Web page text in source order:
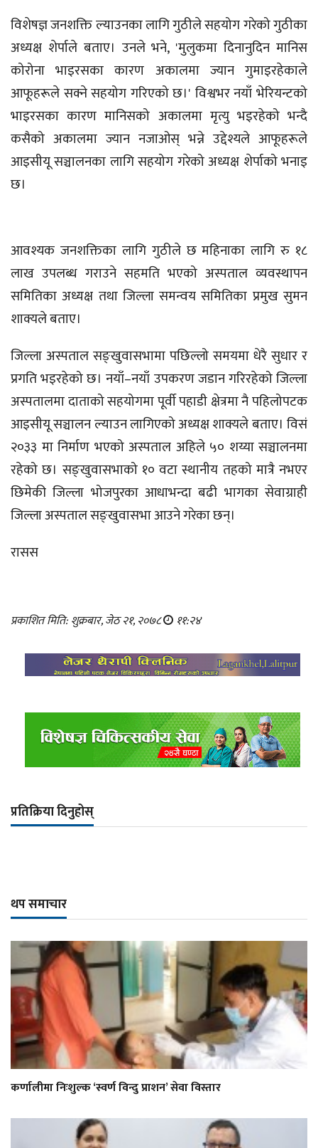
विशेषज्ञ जनशक्ति ल्याउनका लागि गुठीले सहयोग गरेको गुठीका
अध्यक्ष शेर्पाले बताए। उनले भने, 'मुलुकमा दिनानुदिन मानिस
कोरोना भाइरसका कारण अकालमा ज्यान गुमाइरहेकाले
आफूहरूले सक्ने सहयोग गरिएको छ।' विश्वभर नयाँ भेरियन्टको
भाइरसका कारण मानिसको अकालमा मृत्यु भइरहेको भन्दै
कसैको अकालमा ज्यान नजाओस् भन्ने उद्देश्यले आफूहरूले
आइसीयू सञ्चालनका लागि सहयोग गरेको अध्यक्ष शेर्पाको भनाइ
छ।
आवश्यक जनशक्तिका लागि गुठीले छ महिनाका लागि रु १८
लाख उपलब्ध गराउने सहमति भएको अस्पताल व्यवस्थापन
समितिका अध्यक्ष तथा जिल्ला समन्वय समितिका प्रमुख सुमन
शाक्यले बताए।
जिल्ला अस्पताल सङ्खुवासभामा पछिल्लो समयमा धेरै सुधार र
प्रगति भइरहेको छ। नयाँ–नयाँ उपकरण जडान गरिरहेको जिल्ला
अस्पतालमा दाताको सहयोगमा पूर्वी पहाडी क्षेत्रमा नै पहिलोपटक
आइसीयू सञ्चालन ल्याउन लागिएको अध्यक्ष शाक्यले बताए। विसं
२०३३ मा निर्माण भएको अस्पताल अहिले ५० शय्या सञ्चालनमा
रहेको छ। सङ्खुवासभाको १० वटा स्थानीय तहको मात्रै नभएर
छिमेकी जिल्ला भोजपुरका आधाभन्दा बढी भागका सेवाग्राही
जिल्ला अस्पताल सङ्खुवासभा आउने गरेका छन्।
रासस
प्रकाशित मिति: शुक्रबार, जेठ २१, २०७८ ११:२४
प्रतिक्रिया दिनुहोस्
थप समाचार
कर्णालीमा निःशुल्क ‘स्वर्ण विन्दु प्राशन’ सेवा विस्तार